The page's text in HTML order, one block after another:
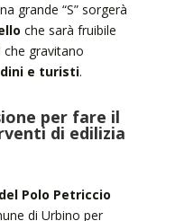
grande “S” sorgerà
che sarà fruibile
gravitano
e turisti.
per fare il
di edilizia
Polo Petriccio
di Urbino per